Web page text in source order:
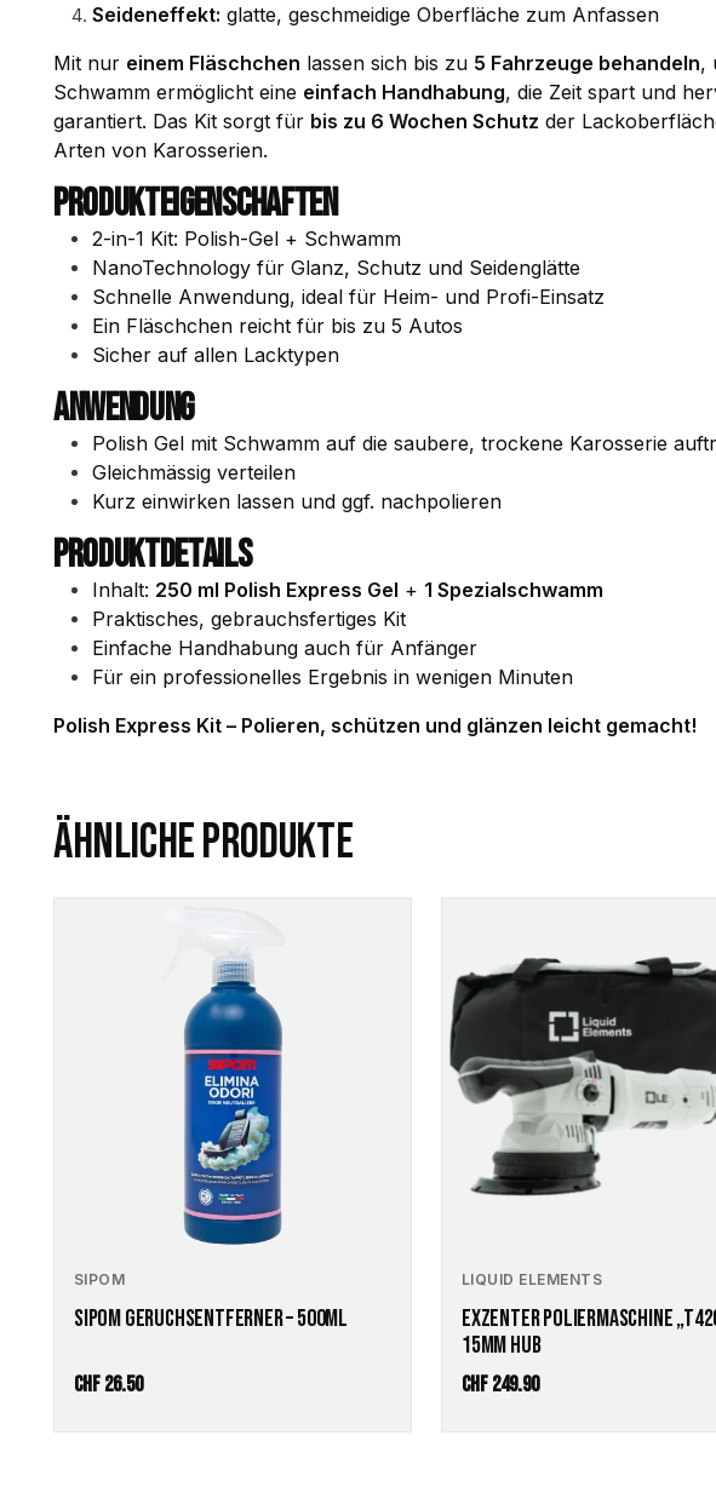
Seideneffekt: glatte, geschmeidige Oberfläche zum Anfassen
Mit nur einem Fläschchen lassen sich bis zu 5 Fahrzeuge behandeln,
Schwamm ermöglicht eine einfach Handhabung, die Zeit spart und
garantiert. Das Kit sorgt für bis zu 6 Wochen Schutz der
Arten von Karosserien.
PRODUKTEIGENSCHAFTEN
2-in-1 Kit: Polish-Gel + Schwamm
NanoTechnology für Glanz, Schutz und Seidenglätte
Schnelle Anwendung, ideal für Heim- und Profi-Einsatz
Ein Fläschchen reicht für bis zu 5 Autos
Sicher auf allen Lacktypen
ANWENDUNG
Polish Gel mit Schwamm auf die saubere, trockene Karosserie
Gleichmässig verteilen
Kurz einwirken lassen und ggf. nachpolieren
PRODUKTDETAILS
Inhalt: 250 ml Polish Express Gel + 1 Spezialschwamm
Praktisches, gebrauchsfertiges Kit
Einfache Handhabung auch für Anfänger
Für ein professionelles Ergebnis in wenigen Minuten
Polish Express Kit – Polieren, schützen und glänzen leicht gemacht!
ÄHNLICHE PRODUKTE
SIPOM
SIPOM GERUCHSENTFERNER – 500ML
CHF26.50
LIQUID ELEMENTS
EXZENTER POLIERMASCHINE
15MM HUB
CHF249.90